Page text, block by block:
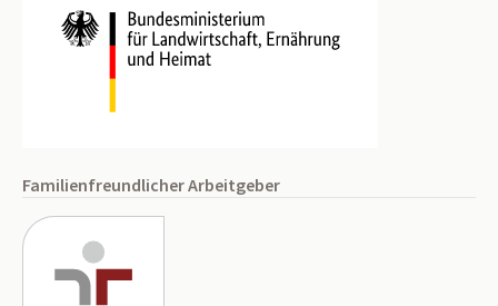
Familienfreundlicher Arbeitgeber